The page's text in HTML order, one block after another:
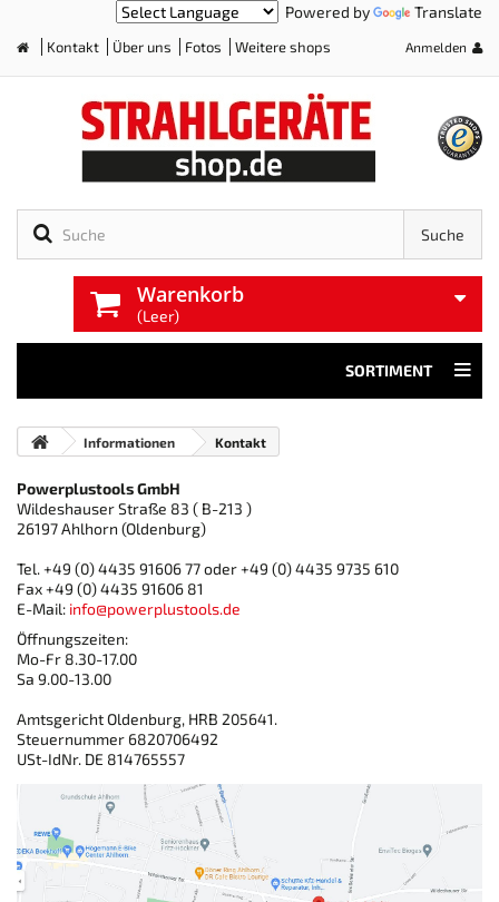
Powered by Translate
Kontakt Über uns Fotos Weitere shops Anmelden
Suche
Warenkorb
(Leer)
SORTIMENT
Informationen Kontakt
Powerplustools GmbH
Wildeshauser Straße 83 ( B-213 )
26197 Ahlhorn (Oldenburg)
Tel. +49 (0) 4435 91606 77 oder +49 (0) 4435 9735 610
Fax +49 (0) 4435 91606 81
E-Mail: info@powerplustools.de
Öffnungszeiten:
Mo-Fr 8.30-17.00
Sa 9.00-13.00
Amtsgericht Oldenburg, HRB 205641.
Steuernummer 6820706492
USt-IdNr. DE 814765557